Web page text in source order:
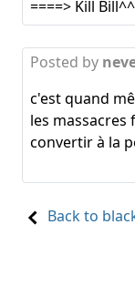
====> Kill Bill^^
Posted by
c'est quand
les massacres
convertir à la
Back to